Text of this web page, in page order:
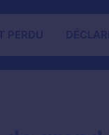
PERDU